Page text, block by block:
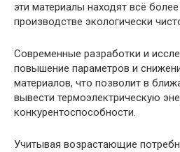
эти материалы находят всё
производстве экологически
Современные разработки и
повышение параметров и
материалов, что позволит в
вывести термоэлектрическую
конкурентоспособности.
Учитывая возрастающие